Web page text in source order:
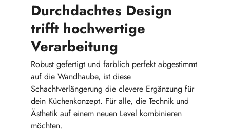
Durchdachtes Design
trifft hochwertige
Verarbeitung
Robust gefertigt und farblich perfekt abgestimmt
auf die Wandhaube, ist diese
Schachtverlängerung die clevere Ergänzung für
dein Küchenkonzept. Für alle, die Technik und
Ästhetik auf einem neuen Level kombinieren
möchten.